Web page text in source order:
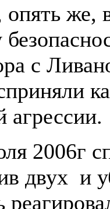
опять же,
с
агрессии.
2006г
двух и